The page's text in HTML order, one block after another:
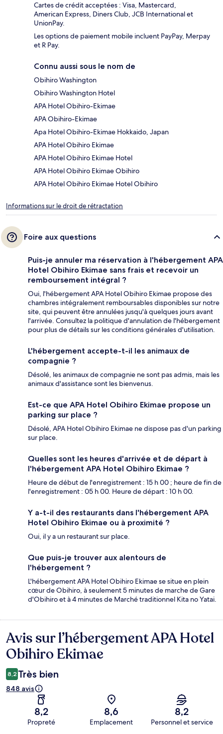
Cartes de crédit acceptées : Visa, Mastercard,
American Express, Diners Club, JCB International et
UnionPay.
Les options de paiement mobile incluent PayPay, Merpay
et R Pay.
Connu aussi sous le nom de
Obihiro Washington
Obihiro Washington Hotel
APA Hotel Obihiro-Ekimae
APA Obihiro-Ekimae
Apa Hotel Obihiro-Ekimae Hokkaido, Japan
APA Hotel Obihiro Ekimae
APA Hotel Obihiro Ekimae Hotel
APA Hotel Obihiro Ekimae Obihiro
APA Hotel Obihiro Ekimae Hotel Obihiro
Informations sur le droit de rétractation
Foire aux questions
Puis-je annuler ma réservation à l'hébergement APA
Hotel Obihiro Ekimae sans frais et recevoir un
remboursement intégral ?
Oui, l'hébergement APA Hotel Obihiro Ekimae propose des
chambres intégralement remboursables disponibles sur notre
site, qui peuvent être annulées jusqu'à quelques jours avant
l'arrivée. Consultez la politique d'annulation de l'hébergement
pour plus de détails sur les conditions générales d'utilisation.
L'hébergement accepte-t-il les animaux de
compagnie ?
Désolé, les animaux de compagnie ne sont pas admis, mais les
animaux d'assistance sont les bienvenus.
Est-ce que APA Hotel Obihiro Ekimae propose un
parking sur place ?
Désolé, APA Hotel Obihiro Ekimae ne dispose pas d'un parking
sur place.
Quelles sont les heures d'arrivée et de départ à
l'hébergement APA Hotel Obihiro Ekimae ?
Heure de début de l'enregistrement : 15 h 00 ; heure de fin de
l'enregistrement : 05 h 00. Heure de départ : 10 h 00.
Y a-t-il des restaurants dans l'hébergement APA
Hotel Obihiro Ekimae ou à proximité ?
Oui, il y a un restaurant sur place.
Que puis-je trouver aux alentours de
l'hébergement ?
L'hébergement APA Hotel Obihiro Ekimae se situe en plein
cœur de Obihiro, à seulement 5 minutes de marche de Gare
d'Obihiro et à 4 minutes de Marché traditionnel Kita no Yatai.
Avis
Avis sur l’hébergement APA Hotel
Obihiro Ekimae
8,2 Très bien
848 avis
8,2
Propreté
8,6
Emplacement
8,2
Personnel et service